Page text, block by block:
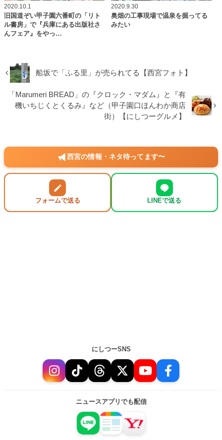
2020.10.1
旧国道ぞい甲子園六番町の「リト
ル書房」で『兵庫にある出版社さ
んフェア』をやっ…
2020.9.30
奥畑の工事現場で温泉を掘ってる
みたい
船坂で「ふる里」が売られてる【西宮フォト】
「Marumeri BREAD」の『クロック・マダム』と『有
機いちじくとくるみ』など（甲子園口ほんわか商店
街）【にしつーグルメ】
西宮の情報・ネタ待ってます〜
フォームで送る LINEで送る
にしつーSNS
ニュースアプリでも配信